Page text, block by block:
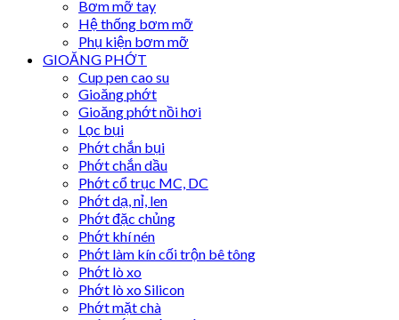
Bơm mỡ tay
Hệ thống bơm mỡ
Phụ kiện bơm mỡ
GIOĂNG PHỚT
Cup pen cao su
Gioăng phớt
Gioăng phớt nồi hơi
Lọc bụi
Phớt chắn bụi
Phớt chắn dầu
Phớt cổ trục MC, DC
Phớt dạ, nỉ, len
Phớt đặc chủng
Phớt khí nén
Phớt làm kín cối trộn bê tông
Phớt lò xo
Phớt lò xo Silicon
Phớt mặt chà